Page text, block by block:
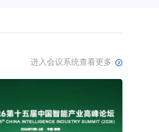
进入会议系统查看更多